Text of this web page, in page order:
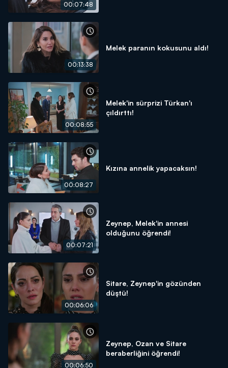
00:07:48
00:13:38
Melek paranın kokusunu aldı!
00:08:55
Melek'in sürprizi Türkan'ı
çıldırttı!
00:08:27
Kızına annelik yapacaksın!
00:07:21
Zeynep, Melek'in annesi
olduğunu öğrendi!
00:06:06
Sitare, Zeynep'in gözünden
düştü!
00:06:50
Zeynep, Ozan ve Sitare
beraberliğini öğrendi!